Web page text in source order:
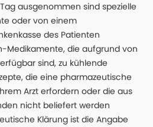
ausgenommen sind spezielle
oder von einem
des Patienten
Medikamente, die aufgrund von
sind, zu kühlende
die eine pharmazeutische
Arzt erfordern oder die aus
nicht beliefert werden
Klärung ist die Angabe